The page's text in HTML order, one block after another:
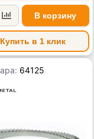
В корзину
Купить в 1 клик
64125